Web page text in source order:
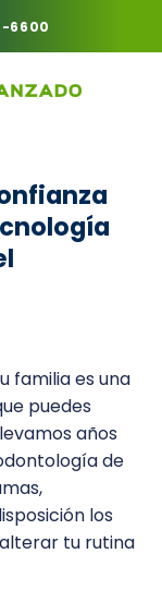
6600
familia es una
puedes
años
de
los
tu rutina